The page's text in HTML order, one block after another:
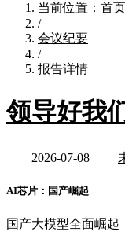
当前位置：首页
/
会议纪要
/
报告详情
领导好我
2026-07-08
AI芯片：国产崛起
国产大模型全面崛起